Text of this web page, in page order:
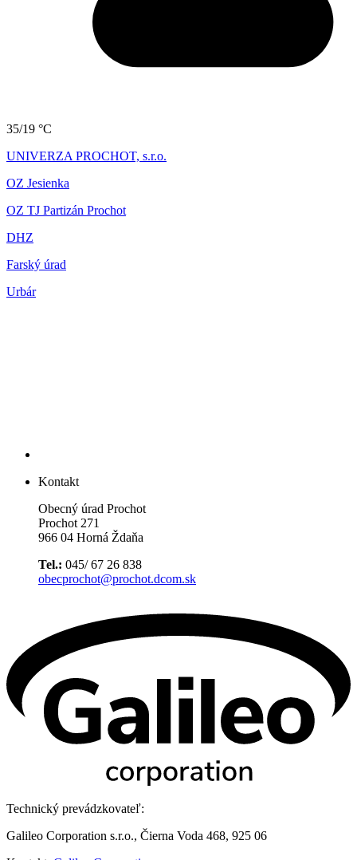
35/19 °C
UNIVERZA PROCHOT, s.r.o.
OZ Jesienka
OZ TJ Partizán Prochot
DHZ
Farský úrad
Urbár
Kontakt
Obecný úrad Prochot
Prochot 271
966 04 Horná Ždaňa
Tel.: 045/ 67 26 838
obecprochot@prochot.dcom.sk
Technický prevádzkovateľ:
Galileo Corporation s.r.o., Čierna Voda 468, 925 06